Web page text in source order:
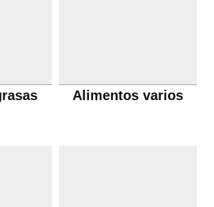
Alimentos varios